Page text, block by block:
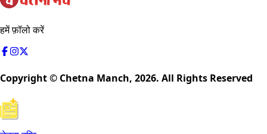
हमें फ़ॉलो करें
Copyright © Chetna Manch, 2026. All Rights Reserved